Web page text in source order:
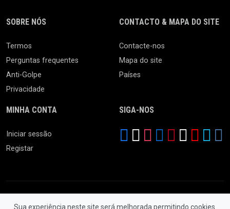
Sua experiência neste site será melhorada permitindo cookies.
SOBRE NÓS
Termos
Perguntas frequentes
Anti-Golpe
Privacidade
CONTACTO & MAPA DO SITE
Contacte-nos
Mapa do site
Países
MINHA CONTA
Iniciar sessão
Registar
SIGA-NOS